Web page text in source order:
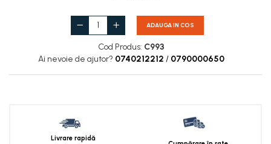
ADAUGA IN COS
Cod Produs: C993
Ai nevoie de ajutor? 0740212212 / 0790000650
Livrare rapidă